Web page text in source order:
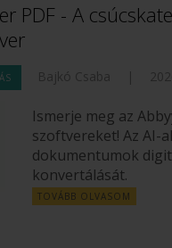
PDF - A
Bajkó Csaba |
Ismerje meg az
szoftvereket! Az AI-
dokumentumok
konvertálását.
TOVÁBB OLVASOM